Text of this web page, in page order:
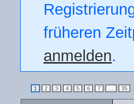
früheren
anmelden.
1 2 3 4 5 6 7 … 35